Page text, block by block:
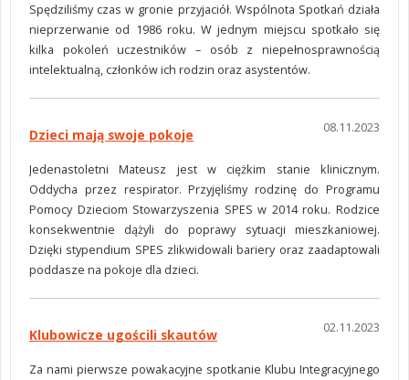
Spędziliśmy czas w gronie przyjaciół. Wspólnota Spotkań działa
nieprzerwanie od 1986 roku. W jednym miejscu spotkało się
kilka pokoleń uczestników – osób z niepełnosprawnością
intelektualną, członków ich rodzin oraz asystentów.
08.11.2023
Dzieci mają swoje pokoje
Jedenastoletni Mateusz jest w ciężkim stanie klinicznym.
Oddycha przez respirator. Przyjęliśmy rodzinę do Programu
Pomocy Dzieciom Stowarzyszenia SPES w 2014 roku. Rodzice
konsekwentnie dążyli do poprawy sytuacji mieszkaniowej.
Dzięki stypendium SPES zlikwidowali bariery oraz zaadaptowali
poddasze na pokoje dla dzieci.
02.11.2023
Klubowicze ugościli skautów
Za nami pierwsze powakacyjne spotkanie Klubu Integracyjnego